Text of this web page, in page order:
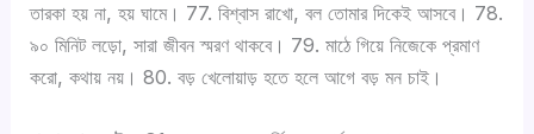
তারকা হয় না, হয় ঘামে। 77. বিশ্বাস রাখো, বল তোমার দিকেই আসবে। 78.
৯০ মিনিট লড়ো, সারা জীবন স্মরণ থাকবে। 79. মাঠে গিয়ে নিজেকে প্রমাণ
করো, কথায় নয়। 80. বড় খেলোয়াড় হতে হলে আগে বড় মন চাই।